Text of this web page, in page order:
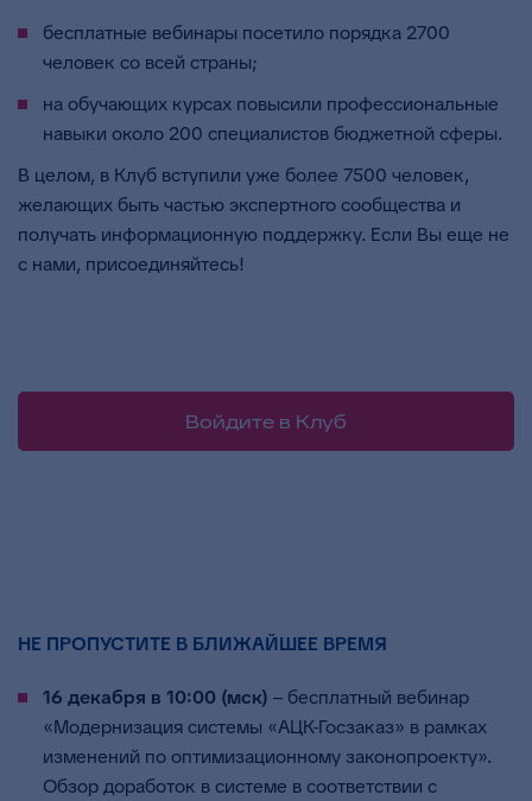
бесплатные вебинары посетило порядка 2700
человек со всей страны;
на обучающих курсах повысили профессиональные
навыки около 200 специалистов бюджетной сферы.
В целом, в Клуб вступили уже более 7500 человек,
желающих быть частью экспертного сообщества и
получать информационную поддержку. Если Вы еще не
с нами, присоединяйтесь!
Войдите в Клуб
НЕ ПРОПУСТИТЕ В БЛИЖАЙШЕЕ ВРЕМЯ
16 декабря в 10:00 (мск) – бесплатный вебинар
«Модернизация системы «АЦК-Госзаказ» в рамках
изменений по оптимизационному законопроекту».
Обзор доработок в системе в соответствии с